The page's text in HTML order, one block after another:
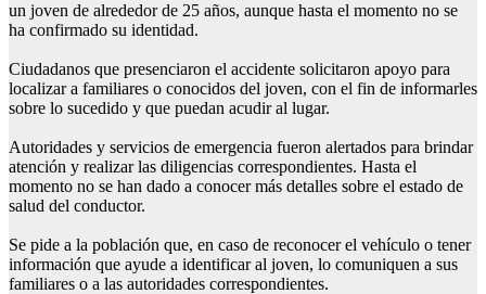
un joven de alrededor de 25 años, aunque hasta el momento no se
ha confirmado su identidad.
Ciudadanos que presenciaron el accidente solicitaron apoyo para
localizar a familiares o conocidos del joven, con el fin de informarles
sobre lo sucedido y que puedan acudir al lugar.
Autoridades y servicios de emergencia fueron alertados para brindar
atención y realizar las diligencias correspondientes. Hasta el
momento no se han dado a conocer más detalles sobre el estado de
salud del conductor.
Se pide a la población que, en caso de reconocer el vehículo o tener
información que ayude a identificar al joven, lo comuniquen a sus
familiares o a las autoridades correspondientes.